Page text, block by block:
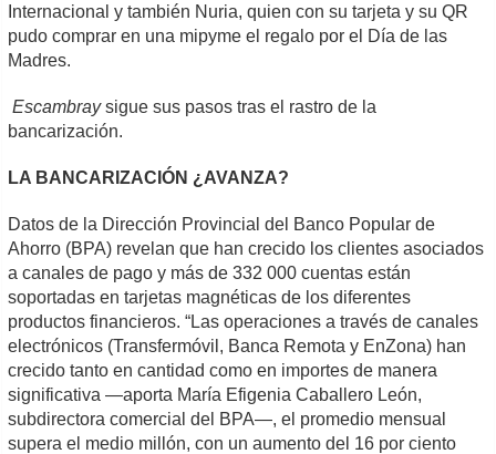
Internacional y también Nuria, quien con su tarjeta y su QR
pudo comprar en una mipyme el regalo por el Día de las
Madres.
Escambraysigue sus pasos tras el rastro de la
bancarización.
LA BANCARIZACIÓN ¿AVANZA?
Datos de la Dirección Provincial del Banco Popular de
Ahorro (BPA) revelan que han crecido los clientes asociados
a canales de pago y más de 332 000 cuentas están
soportadas en tarjetas magnéticas de los diferentes
productos financieros. “Las operaciones a través de canales
electrónicos (Transfermóvil, Banca Remota y EnZona) han
crecido tanto en cantidad como en importes de manera
significativa —aporta María Efigenia Caballero León,
subdirectora comercial del BPA—, el promedio mensual
supera el medio millón, con un aumento del 16 por ciento